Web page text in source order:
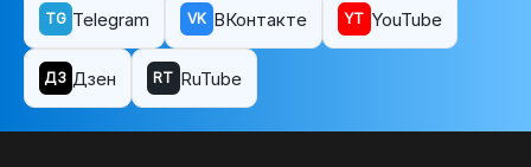
TG Telegram VK ВКонтакте YT YouTube
ДЗ Дзен RT RuTube